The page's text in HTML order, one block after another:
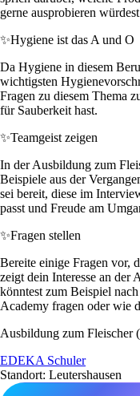
gerne ausprobieren
✨Hygiene ist das A und O
Da Hygiene in diesem
wichtigsten
Fragen zu diesem Thema
für Sauberkeit hast.
✨Teamgeist zeigen
In der Ausbildung zum
Beispiele aus der
sei bereit, diese im
passt und Freude am
✨Fragen stellen
Bereite einige Fragen vor,
zeigt dein Interesse an der
könntest zum Beispiel
Academy fragen oder wie
Ausbildung zum Fleischer
EDEKA Schuler
Standort: Leutershausen